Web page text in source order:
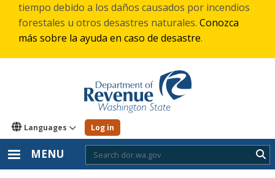
tiempo debido a los daños causados por incendios
forestales u otros desastres naturales. Conozca
más sobre la ayuda en caso de desastre.
Languages Log in
MENU